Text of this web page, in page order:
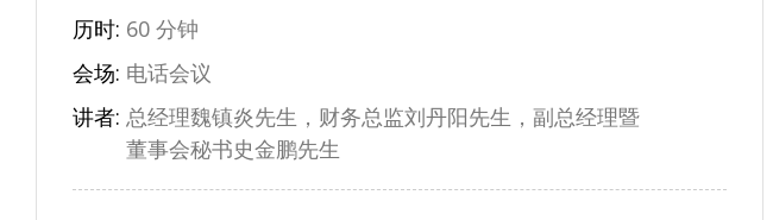
历时: 60 分钟
会场: 电话会议
讲者: 总经理魏镇炎先生，财务总监刘丹阳先生，副总经理暨
董事会秘书史金鹏先生